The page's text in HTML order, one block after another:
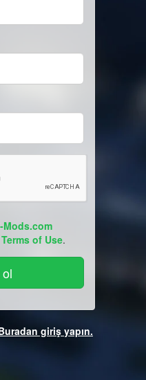
Mods.com
Terms of Use.
giriş yapın.